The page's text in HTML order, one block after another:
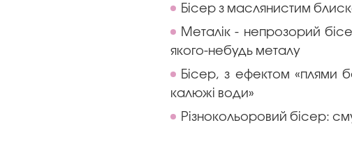
Бісер з маслянистим
Металік - непрозорий
якого-небудь металу
Бісер, з ефектом «плями
калюжі води»
Різнокольоровий бісер: